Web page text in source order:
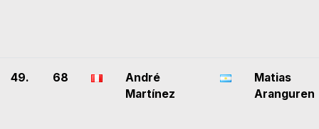
49. 68
André
Martínez
Matias
Aranguren